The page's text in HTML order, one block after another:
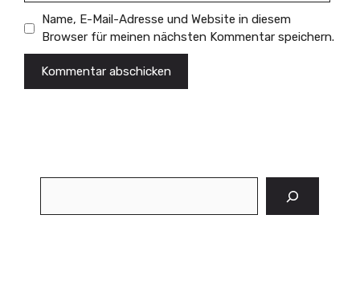
Name, E-Mail-Adresse und Website in diesem
Browser für meinen nächsten Kommentar speichern.